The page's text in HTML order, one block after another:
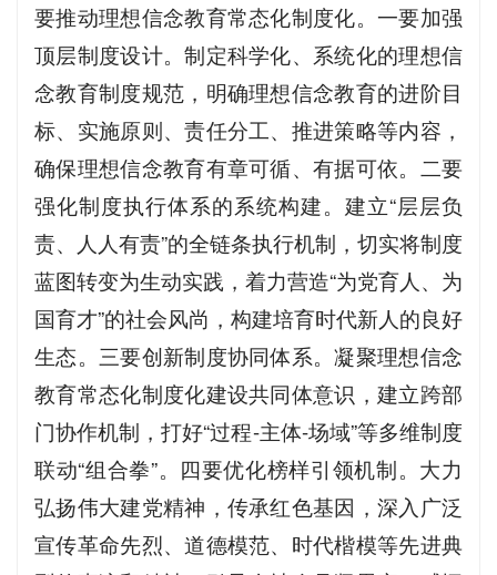
要推动理想信念教育常态化制度化。一要加强
顶层制度设计。制定科学化、系统化的理想信
念教育制度规范，明确理想信念教育的进阶目
标、实施原则、责任分工、推进策略等内容，
确保理想信念教育有章可循、有据可依。二要
强化制度执行体系的系统构建。建立“层层负
责、人人有责”的全链条执行机制，切实将制度
蓝图转变为生动实践，着力营造“为党育人、为
国育才”的社会风尚，构建培育时代新人的良好
生态。三要创新制度协同体系。凝聚理想信念
教育常态化制度化建设共同体意识，建立跨部
门协作机制，打好“过程-主体-场域”等多维制度
联动“组合拳”。四要优化榜样引领机制。大力
弘扬伟大建党精神，传承红色基因，深入广泛
宣传革命先烈、道德模范、时代楷模等先进典